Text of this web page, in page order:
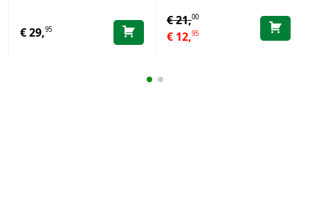
€29,95
€21,00
€ 12,95